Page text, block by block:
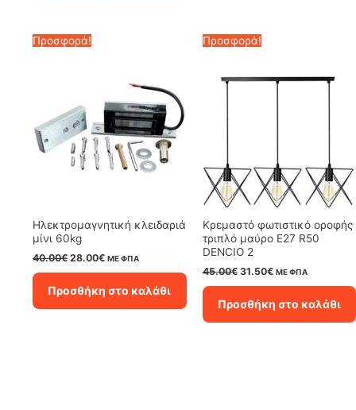
Προσφορά!
Ηλεκτρομαγνητική κλειδαριά
μίνι 60kg
40.00€ Original
40.00€.
28.00€Η
είναι:
28.00€.
ΜΕ ΦΠΑ
Προσθήκη στο καλάθι
Προσφορά!
Κρεμαστό φωτιστικό οροφής
τριπλό μαύρο E27 R50
DENCIO 2
45.00€ Original
45.00€.
31.50€Η
είναι:
31.50€.
ΜΕ ΦΠΑ
Προσθήκη στο καλάθι